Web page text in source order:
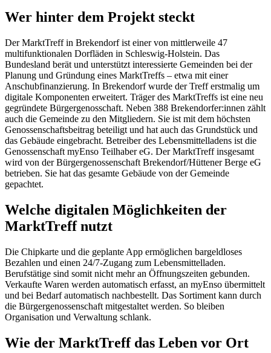
Wer hinter dem Projekt steckt
Der MarktTreff in Brekendorf ist einer von mittlerweile 47
multifunktionalen Dorfläden in Schleswig-Holstein. Das
Bundesland berät und unterstützt interessierte Gemeinden bei der
Planung und Gründung eines MarktTreffs – etwa mit einer
Anschubfinanzierung. In Brekendorf wurde der Treff erstmalig um
digitale Komponenten erweitert. Träger des MarktTreffs ist eine neu
gegründete Bürgergenosschaft. Neben 388 Brekendorfer:innen zählt
auch die Gemeinde zu den Mitgliedern. Sie ist mit dem höchsten
Genossenschaftsbeitrag beteiligt und hat auch das Grundstück und
das Gebäude eingebracht. Betreiber des Lebensmittelladens ist die
Genossenschaft myEnso Teilhaber eG. Der MarktTreff insgesamt
wird von der Bürgergenossenschaft Brekendorf/Hüttener Berge eG
betrieben. Sie hat das gesamte Gebäude von der Gemeinde
gepachtet.
Welche digitalen Möglichkeiten der
MarktTreff nutzt
Die Chipkarte und die geplante App ermöglichen bargeldloses
Bezahlen und einen 24/7-Zugang zum Lebensmittelladen.
Berufstätige sind somit nicht mehr an Öffnungszeiten gebunden.
Verkaufte Waren werden automatisch erfasst, an myEnso übermittelt
und bei Bedarf automatisch nachbestellt. Das Sortiment kann durch
die Bürgergenossenschaft mitgestaltet werden. So bleiben
Organisation und Verwaltung schlank.
Wie der MarktTreff das Leben vor Ort